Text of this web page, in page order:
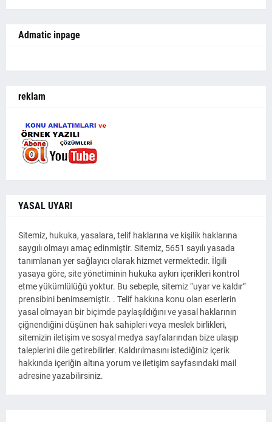
Admatic inpage
reklam
YASAL UYARI
Sitemiz, hukuka, yasalara, telif haklarına ve kişilik haklarına
saygılı olmayı amaç edinmiştir. Sitemiz, 5651 sayılı yasada
tanımlanan yer sağlayıcı olarak hizmet vermektedir. İlgili
yasaya göre, site yönetiminin hukuka aykırı içerikleri kontrol
etme yükümlülüğü yoktur. Bu sebeple, sitemiz “uyar ve kaldır”
prensibini benimsemiştir. . Telif hakkına konu olan eserlerin
yasal olmayan bir biçimde paylaşıldığını ve yasal haklarının
çiğnendiğini düşünen hak sahipleri veya meslek birlikleri,
sitemizin iletişim ve sosyal medya sayfalarından bize ulaşıp
taleplerini dile getirebilirler. Kaldırılmasını istediğiniz içerik
hakkında içeriğin altına yorum ve iletişim sayfasındaki mail
adresine yazabilirsiniz.